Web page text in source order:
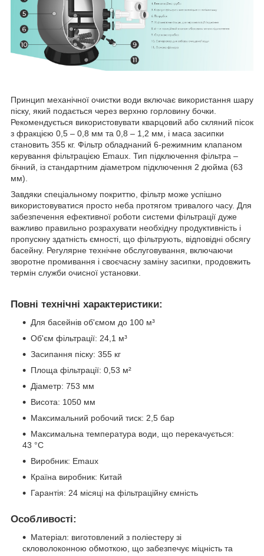
Принцип механічної очистки води включає використання шару
піску, який подається через верхню горловину бочки.
Рекомендується використовувати кварцовий або скляний пісок
з фракцією 0,5 – 0,8 мм та 0,8 – 1,2 мм, і маса засипки
становить 355 кг. Фільтр обладнаний 6-режимним клапаном
керування фільтрацією Emaux. Тип підключення фільтра –
бічний, із стандартним діаметром підключення 2 дюйма (63
мм).
Завдяки спеціальному покриттю, фільтр може успішно
використовуватися просто неба протягом тривалого часу. Для
забезпечення ефективної роботи системи фільтрації дуже
важливо правильно розрахувати необхідну продуктивність і
пропускну здатність ємності, що фільтрують, відповідні обсягу
басейну. Регулярне технічне обслуговування, включаючи
зворотне промивання і своєчасну заміну засипки, продовжить
термін служби очисної установки.
Повні технічні характеристики:
Для басейнів об'ємом до 100 м³
Об'єм фільтрації: 24,1 м³
Засипання піску: 355 кг
Площа фільтрації: 0,53 м²
Діаметр: 753 мм
Висота: 1050 мм
Максимальний робочий тиск: 2,5 бар
Максимальна температура води, що перекачується:
43 °C
Виробник: Emaux
Країна виробник: Китай
Гарантія: 24 місяці на фільтраційну ємність
Особливості:
Матеріал: виготовлений з поліестеру зі
скловолоконною обмоткою, що забезпечує міцність та